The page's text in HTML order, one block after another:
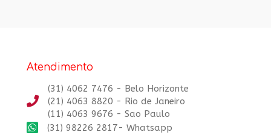
Atendimento
(31) 4062 7476 - Belo Horizonte
(21) 4063 8820 - Rio de Janeiro
(11) 4063 9676 - Sao Paulo
(31) 98226 2817- Whatsapp